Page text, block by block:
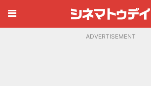
ADVERTISEMENT